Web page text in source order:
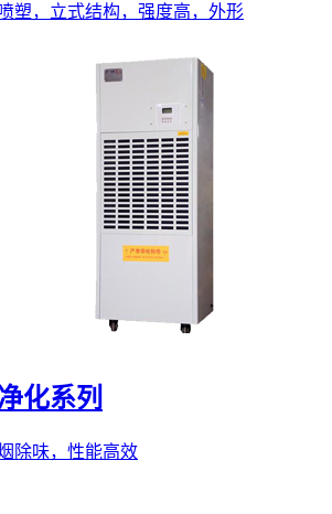
塑，立式结构，强度高，外形
化系列
除味，性能高效